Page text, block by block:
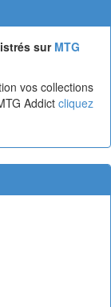
sur MTG
vos collections
Addict cliquez